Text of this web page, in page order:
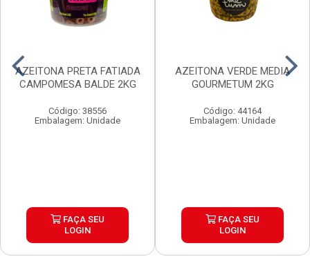
AZEITONA PRETA FATIADA
CAMPOMESA BALDE 2KG
Código: 38556
Embalagem: Unidade
FAÇA SEU
LOGIN
AZEITONA VERDE MEDIA
GOURMETUM 2KG
Código: 44164
Embalagem: Unidade
FAÇA SEU
LOGIN